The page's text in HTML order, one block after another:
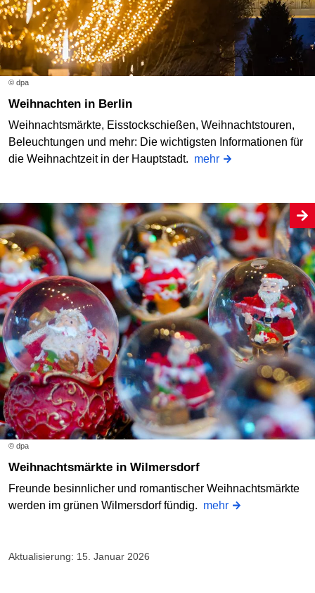
© dpa
Weihnachten in Berlin
Weihnachtsmärkte, Eisstockschießen, Weihnachtstouren,
Beleuchtungen und mehr: Die wichtigsten Informationen für
die Weihnachtzeit in der Hauptstadt. mehr
© dpa
Weihnachtsmärkte in Wilmersdorf
Freunde besinnlicher und romantischer Weihnachtsmärkte
werden im grünen Wilmersdorf fündig. mehr
Aktualisierung: 15. Januar 2026